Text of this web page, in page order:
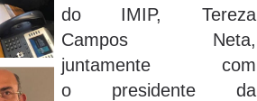
do IMIP, Tereza
Campos Neta,
juntamente com
o presidente da